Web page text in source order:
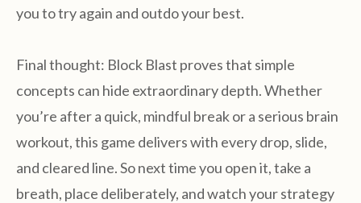
you to try again and outdo your best.
Final thought: Block Blast proves that simple
concepts can hide extraordinary depth. Whether
you’re after a quick, mindful break or a serious brain
workout, this game delivers with every drop, slide,
and cleared line. So next time you open it, take a
breath, place deliberately, and watch your strategy